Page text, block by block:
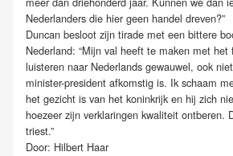
Nederlanders die hier geen handel dreven?”
Duncan besloot zijn tirade met een bittere
Nederland: “Mijn val heeft te maken met
luisteren naar Nederlands gewauwel, ook
minister-president afkomstig is. Ik schaam
het gezicht is van het koninkrijk en hij zich
hoezeer zijn verklaringen kwaliteit ontberen.
triest.”
Door: Hilbert Haar